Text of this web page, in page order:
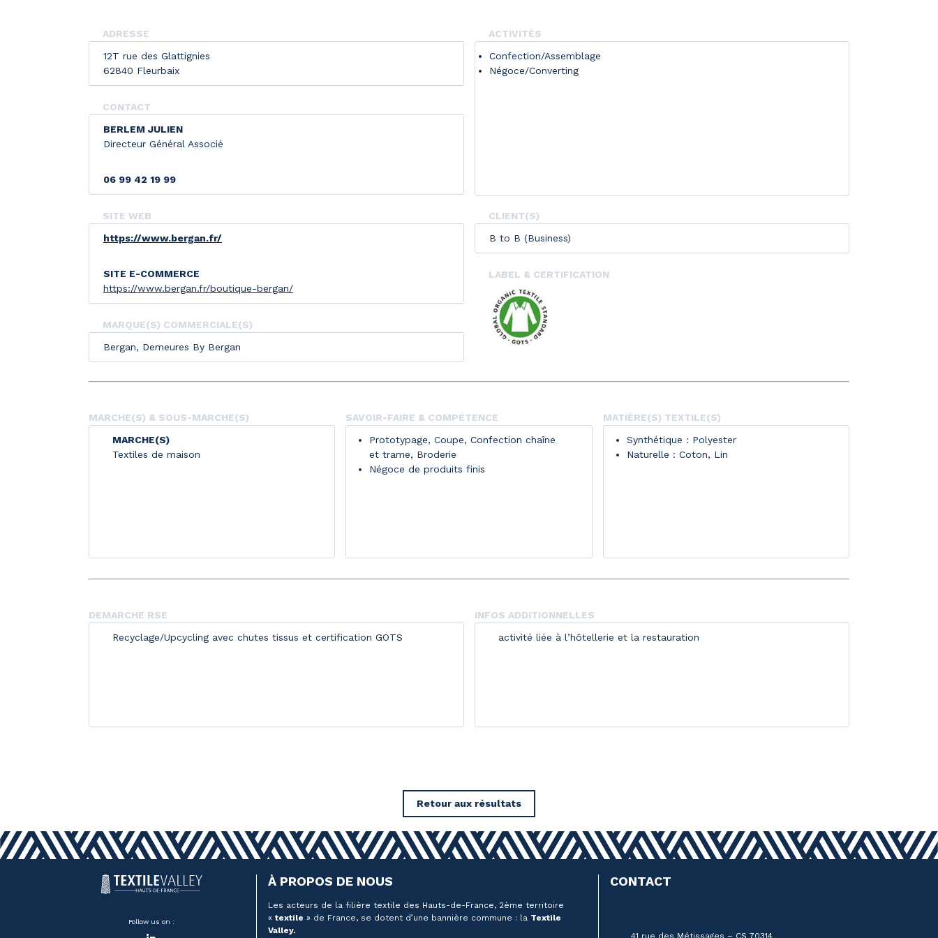
ADRESSE
12T rue des Glattignies
62840 Fleurbaix
CONTACT
BERLEM JULIEN
Directeur Général Associé
06 99 42 19 99
ACTIVITÉS
Confection/Assemblage
Négoce/Converting
SITE WEB
https://www.bergan.fr/
SITE E-COMMERCE
https://www.bergan.fr/boutique-bergan/
MARQUE(S) COMMERCIALE(S)
Bergan, Demeures By Bergan
CLIENT(S)
B to B (Business)
LABEL & CERTIFICATION
MARCHE(S) & SOUS-MARCHE(S)
MARCHE(S)
Textiles de maison
SAVOIR-FAIRE & COMPÉTENCE
Prototypage, Coupe, Confection chaîne
et trame, Broderie
Négoce de produits finis
MATIÈRE(S) TEXTILE(S)
Synthétique : Polyester
Naturelle : Coton, Lin
DEMARCHE RSE
Recyclage/Upcycling avec chutes tissus et certification GOTS
INFOS ADDITIONNELLES
activité liée à l’hôtellerie et la restauration
Retour aux résultats
Follow us on :
À PROPOS DE NOUS
Les acteurs de la filière textile des Hauts-de-France, 2ème territoire
« textile » de France, se dotent d’une bannière commune : la Textile
Valley.
CONTACT
41 rue des Métissages – CS 70314